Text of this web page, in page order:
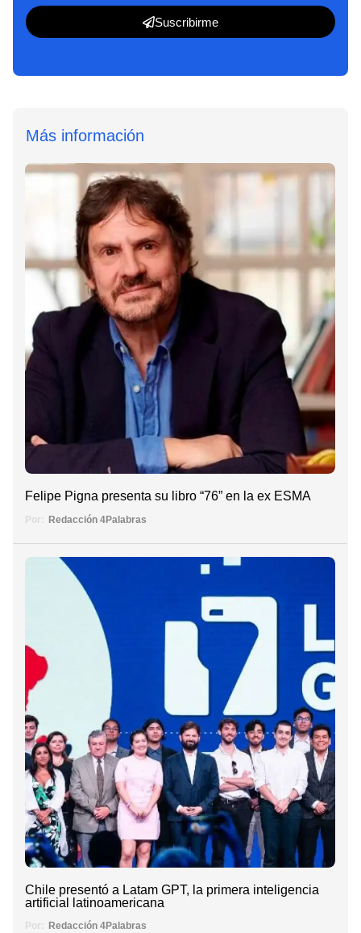
Suscribirme
Más información
Felipe Pigna presenta su libro “76” en la ex ESMA
Por: Redacción 4Palabras
Chile presentó a Latam GPT, la primera inteligencia
artificial latinoamericana
Por: Redacción 4Palabras